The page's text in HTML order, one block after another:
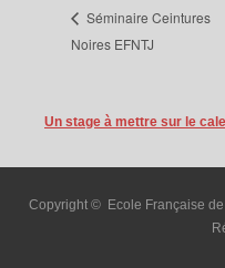
Séminaire Ceintures
Noires EFNTJ
Un stage à mettre sur le
Copyright © Ecole Française de